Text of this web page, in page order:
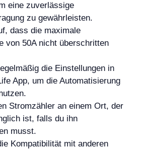
eine zuverlässige
zu gewährleisten.
dass die maximale
von 50A nicht überschritten
die Einstellungen in
App, um die Automatisierung
Stromzähler an einem Ort, der
ist, falls du ihn
musst.
Kompatibilität mit anderen